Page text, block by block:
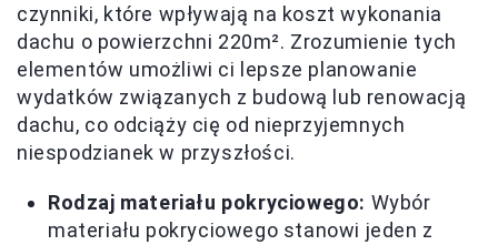
czynniki, które wpływają na koszt wykonania
dachu o powierzchni 220m². Zrozumienie tych
elementów umożliwi ci lepsze planowanie
wydatków związanych z budową lub renowacją
dachu, co odciąży cię od nieprzyjemnych
niespodzianek w przyszłości.
Rodzaj materiału pokryciowego: Wybór
materiału pokryciowego stanowi jeden z